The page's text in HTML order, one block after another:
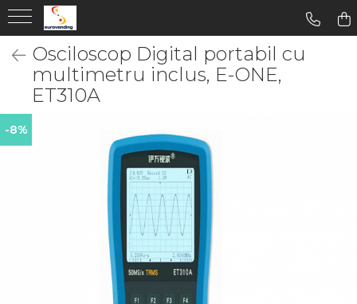
Osciloscop Digital portabil cu
multimetru inclus, E-ONE,
ET310A
-8%